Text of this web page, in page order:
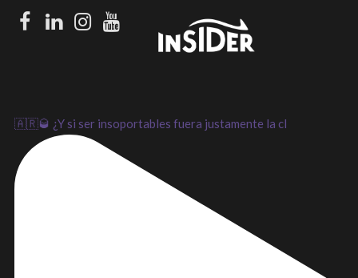
Facebook
LinkedIn
Instagram
Youtube
🇦🇷🥃 ¿Y si ser insoportables fuera justamente la cl